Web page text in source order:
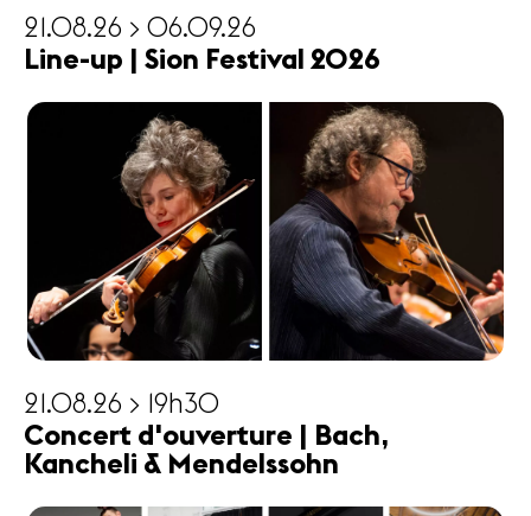
21.08.26 > 06.09.26
Line-up | Sion Festival 2026
21.08.26 > 19h30
Concert d'ouverture | Bach,
Kancheli & Mendelssohn